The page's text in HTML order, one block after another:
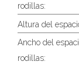
rodillas:
Altura del
Ancho del
rodillas: